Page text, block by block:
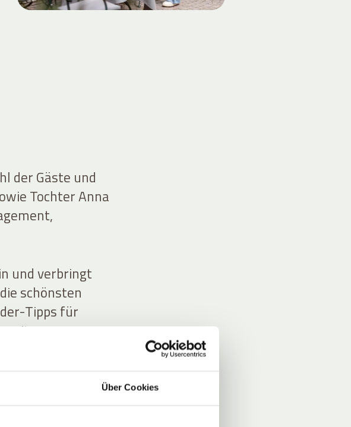
Über Cookies
der Gäste und
Tochter Anna
und verbringt
schönsten
Tipps für
mit unseren
Sie bringt die
schafft